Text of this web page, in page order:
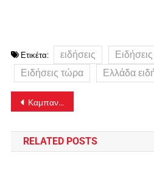
Ετικέτα: ειδήσεις
Ειδήσεις τώρα
Ελλάδα
άρθρων
Καμπανάκι κινδύνου: «Σε περιοχή υψηλής επικινδυνότητας η Ελλάδα για ακραία υψηλές θερμοκρασίες»
RELATED POSTS